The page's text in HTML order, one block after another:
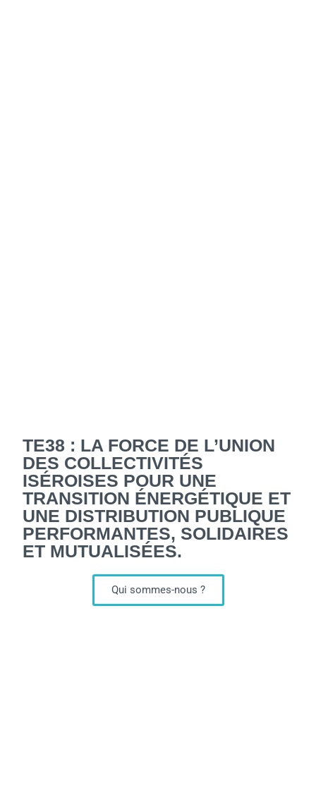
TE38 : LA FORCE DE L’UNION
DES COLLECTIVITÉS
ISÉROISES POUR UNE
TRANSITION ÉNERGÉTIQUE ET
UNE DISTRIBUTION PUBLIQUE
PERFORMANTES, SOLIDAIRES
ET MUTUALISÉES.
Qui sommes-nous ?